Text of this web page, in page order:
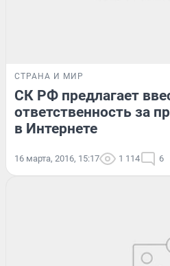
СТРАНА И МИР
СК РФ предлагает
ответственность за
в Интернете
16 марта, 2016, 15:17 1 114 6